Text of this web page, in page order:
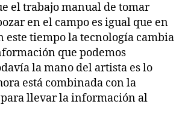
el trabajo manual de tomar
en el campo es igual que en
este tiempo la tecnología cambia
que podemos
la mano del artista es lo
está combinada con la
llevar la información al